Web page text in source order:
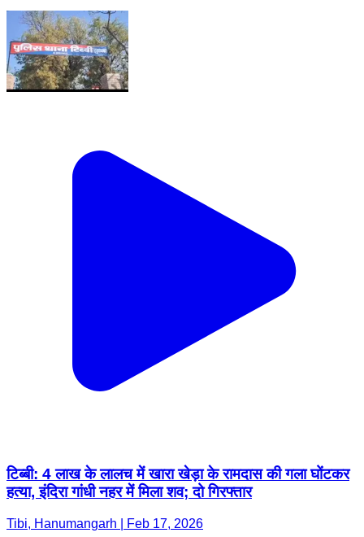
टिब्बी: 4 लाख के लालच में खारा खेड़ा के रामदास की गला घोंटकर
हत्या, इंदिरा गांधी नहर में मिला शव; दो गिरफ्तार
Tibi, Hanumangarh | Feb 17, 2026